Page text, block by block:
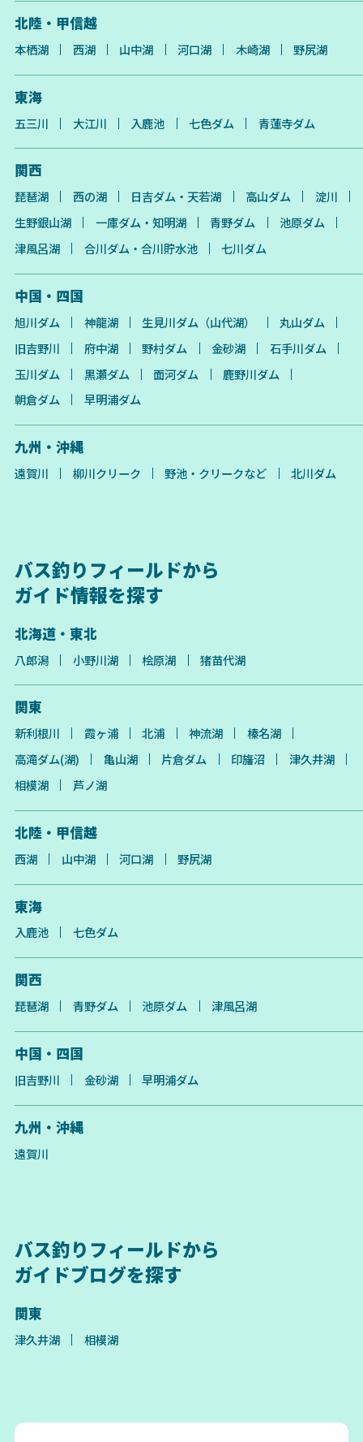
北陸・甲信越
本栖湖 西湖 山中湖 河口湖 木崎湖 野尻湖
東海
五三川 大江川 入鹿池 七色ダム 青蓮寺ダム
関西
琵琶湖 西の湖 日吉ダム・天若湖 高山ダム
淀川
生野銀山湖
一庫ダム・知明湖 青野ダム
池原ダム
津風呂湖
合川ダム・合川貯水池 七川ダム
中国・四国
旭川ダム 神龍湖 生見川ダム（山代湖）
丸山ダム
旧吉野川
府中湖 野村ダム 金砂湖
石手川ダム
玉川ダム
黒瀬ダム 面河ダム
鹿野川ダム
朝倉ダム
早明浦ダム
九州・沖縄
遠賀川 柳川クリーク 野池・クリークなど 北川ダム
バス釣りフィールドから
ガイド情報を探す
北海道・東北
八郎潟 小野川湖 桧原湖 猪苗代湖
関東
新利根川 霞ヶ浦 北浦 神流湖
榛名湖
高滝ダム(湖)
亀山湖 片倉ダム 印旛沼
津久井湖
相模湖
芦ノ湖
北陸・甲信越
西湖 山中湖 河口湖 野尻湖
東海
入鹿池 七色ダム
関西
琵琶湖 青野ダム 池原ダム 津風呂湖
中国・四国
旧吉野川 金砂湖 早明浦ダム
九州・沖縄
遠賀川
バス釣りフィールドから
ガイドブログを探す
関東
津久井湖 相模湖